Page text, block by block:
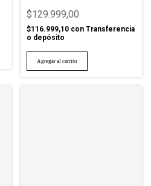
$129.999,00
$116.999,10 con Transferencia
o depósito